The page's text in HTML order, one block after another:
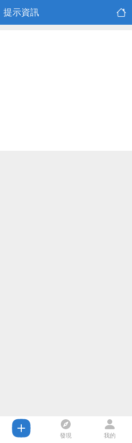
提示資訊
發現 我的